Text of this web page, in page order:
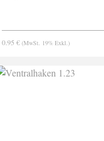
0.95 € (MwSt. 19% Exkl.)